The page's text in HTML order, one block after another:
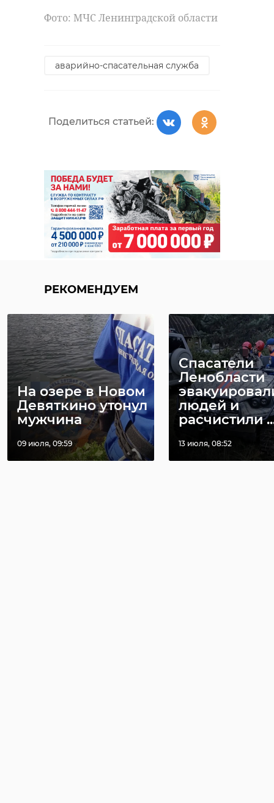
Фото: МЧС Ленинградской области
аварийно-спасательная служба
Поделиться статьей:
РЕКОМЕНДУЕМ
На озере в Новом
Девяткино утонул
мужчина
09 июля, 09:59
Спасатели
Ленобласти
людей и
расчистили
13 июля, 08:52